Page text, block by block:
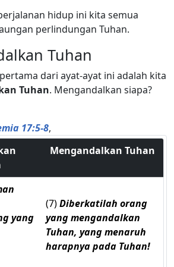
hidup ini kita semua
perlindungan Tuhan.
Tuhan
dari ayat-ayat ini adalah kita
Tuhan. Mengandalkan siapa?
17:5-8,
Mengandalkan Tuhan
yang
(7)Diberkatilah orang
yang mengandalkan
Tuhan, yang menaruh
harapnya pada Tuhan!